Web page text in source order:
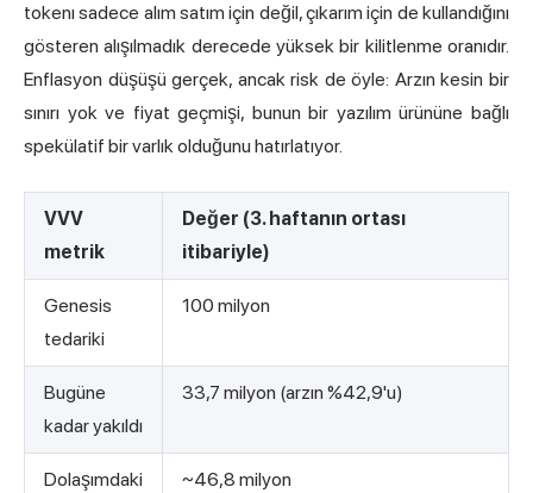
tokenı sadece alım satım için değil, çıkarım için de kullandığını
gösteren alışılmadık derecede yüksek bir kilitlenme oranıdır.
Enflasyon düşüşü gerçek, ancak risk de öyle: Arzın kesin bir
sınırı yok ve fiyat geçmişi, bunun bir yazılım ürününe bağlı
spekülatif bir varlık olduğunu hatırlatıyor.
VVV
metrik
Değer (3. haftanın ortası
itibariyle)
Genesis
tedariki
100 milyon
Bugüne
kadar yakıldı
33,7 milyon (arzın %42,9'u)
Dolaşımdaki
~46,8 milyon